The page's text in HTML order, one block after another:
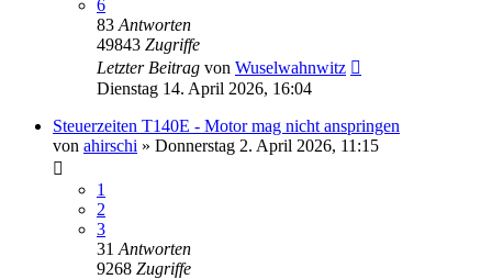
6
83 Antworten
49843 Zugriffe
Letzter Beitrag von Wuselwahnwitz
Dienstag 14. April 2026, 16:04
Steuerzeiten T140E - Motor mag nicht anspringen
von ahirschi » Donnerstag 2. April 2026, 11:15
1
2
3
31 Antworten
9268 Zugriffe